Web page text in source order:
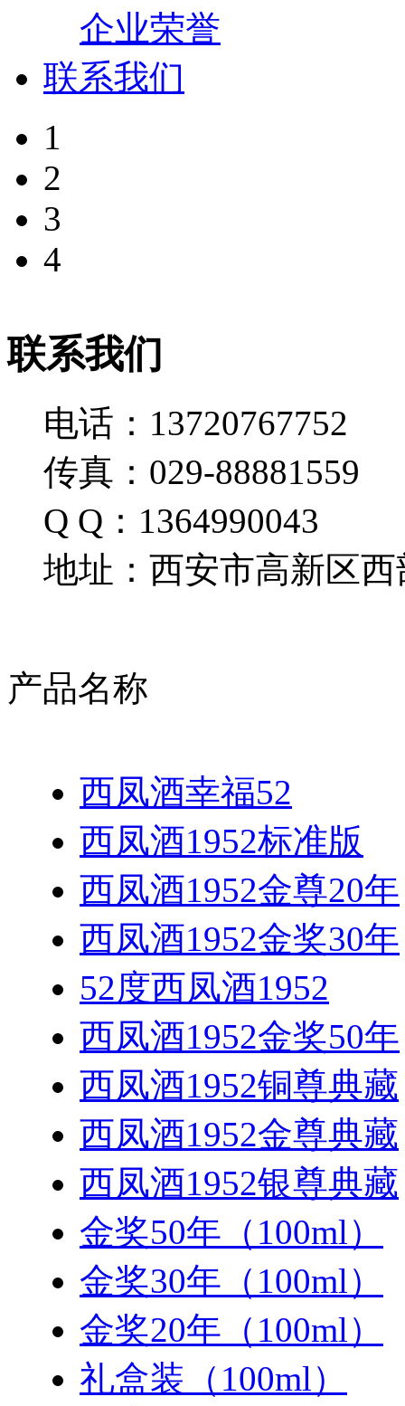
企业荣誉
联系我们
1
2
3
4
联系我们
电话：13720767752
传真：029-88881559
Q Q：1364990043
地址：西安市高新区西
产品名称
西凤酒幸福52
西凤酒1952标准版
西凤酒1952金尊20年
西凤酒1952金奖30年
52度西凤酒1952
西凤酒1952金奖50年
西凤酒1952铜尊典藏
西凤酒1952金尊典藏
西凤酒1952银尊典藏
金奖50年（100ml）
金奖30年（100ml）
金奖20年（100ml）
礼盒装（100ml）